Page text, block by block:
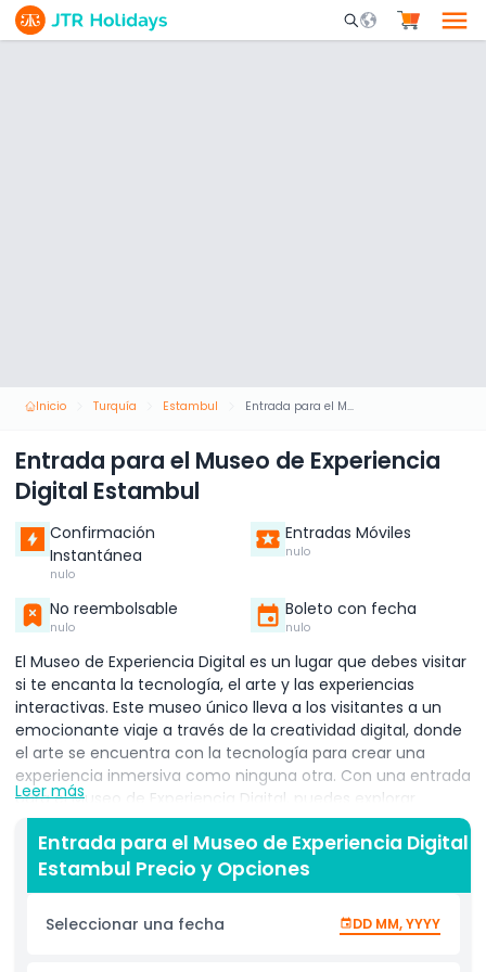
Mobile Search
Inicio Turquía Estambul Entrada para el Museo de Experiencia Digital Estambul
Entrada para el Museo de Experiencia
Digital Estambul
Confirmación
Instantánea
nulo
Entradas Móviles
nulo
No reembolsable
nulo
Boleto con fecha
nulo
El Museo de Experiencia Digital es un lugar que debes visitar
si te encanta la tecnología, el arte y las experiencias
interactivas. Este museo único lleva a los visitantes a un
emocionante viaje a través de la creatividad digital, donde
el arte se encuentra con la tecnología para crear una
experiencia inmersiva como ninguna otra. Con una entrada
para el Museo de Experiencia Digital, puedes explorar
impresionantes exhibiciones de arte digital, exposiciones
interactivas e instalaciones futuristas que dan vida a la
creatividad. Entra en un mundo donde las luces, los colores
y el movimiento se combinan para crear paisajes digitales
impresionantes. Cada exposición está diseñada para
involucrar tus sentidos, haciéndote sentir como si
Leer más
Entrada para el Museo de Experiencia Digital
Estambul Precio y Opciones
Seleccionar una fecha DD MM, YYYY